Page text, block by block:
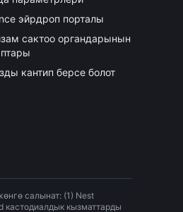
эйрдроп порталы
сактоо органдарынын
кантип берсе болот
салынат: (1) Nest
кастодиалдык кызматтарды